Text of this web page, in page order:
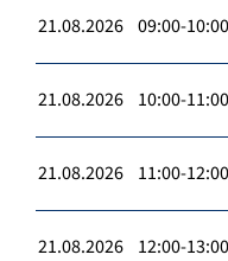
21.08.2026 09:00-10:00
21.08.2026 10:00-11:00
21.08.2026 11:00-12:00
21.08.2026 12:00-13:00